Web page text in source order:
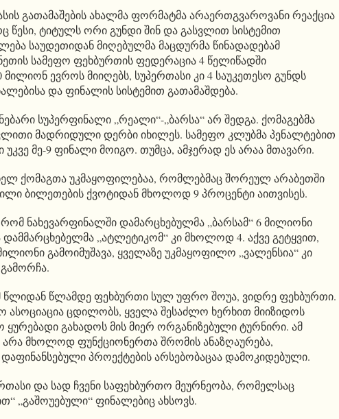
გათამაშების ახალმა ფორმატმა არაერთგვაროვანი რეაქცია
წესი, ტიტულს ორი გუნდი შინ და გასვლით სისტემით
საუდეთიდან მიღებულმა მაცდურმა წინადადებამ
სამეფო ფეხბურთის ფედერაცია 4 წელიწადში
ევროს მიიღებს, სუპერთასი კი 4 საუკეთესო გუნდს
და ფინალის სისტემით გათამაშდება.
სუპერფინალი „რეალი“-„ბარსა“ არ შედგა. ქომაგებმა
მადრიდული დერბი იხილეს. სამეფო კლუბმა პენალტებით
უკვე მე-9 ფინალი მოიგო. თუმცა, ამჯერად ეს არაა მთავარი.
ქომაგთა უკმაყოფილებაა, რომლებმაც შორეულ არაბეთში
ბილეთების ქვოტიდან მხოლოდ 9 პროცენტი აითვისეს.
ნახევარფინალში დამარცხებულმა „ბარსამ“ 6 მილიონი
დამმარცხებელმა „ატლეტიკომ“ კი მხოლოდ 4. აქვე გეტყვით,
გამოიმუშავა, ყველაზე უკმაყოფილო „ვალენსია“ კი
წლიდან წლამდე ფეხბურთი სულ უფრო შოუა, ვიდრე ფეხბურთი.
ასოციაცია ცდილობს, ყველა შესაძლო ხერხით მიიზიდოს
გახადოს მის მიერ ორგანიზებული ტურნირი. ამ
არა მხოლოდ ფუნქციონერთა შრომის ანაზღაურება,
პროექტების არსებობაცაა დამოკიდებული.
და სად ჩვენი საფეხბურთო მეურნეობა, რომელსაც
„გაშოუებული“ ფინალებიც ახსოვს.